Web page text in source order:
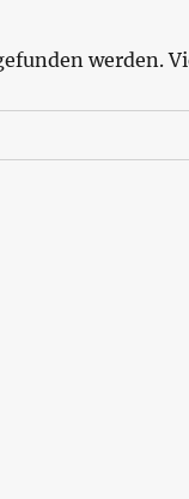
werden.